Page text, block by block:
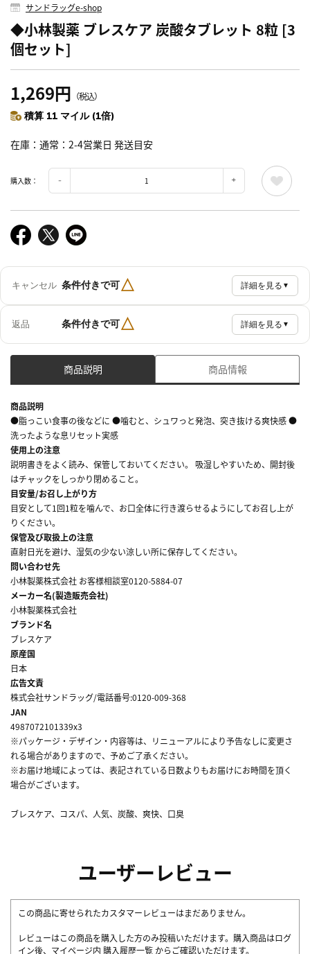
サンドラッグe-shop
◆小林製薬 ブレスケア 炭酸タブレット 8粒 [3
個セット]
1,269円 （税込）
積算 11 マイル (1倍)
在庫 通常：2-4営業日 発送目安
購入数：
キャンセル 条件付きで可△ 詳細を見る ▼
返品 条件付きで可△ 詳細を見る ▼
商品説明 商品情報
商品説明
●脂っこい食事の後などに ●噛むと、シュワっと発泡、突き抜ける爽快感 ●
洗ったような息リセット実感
使用上の注意
説明書きをよく読み、保管しておいてください。 吸湿しやすいため、開封後
はチャックをしっかり閉めること。
目安量/お召し上がり方
目安として1回1粒を噛んで、お口全体に行き渡らせるようにしてお召し上が
りください。
保管及び取扱上の注意
直射日光を避け、湿気の少ない涼しい所に保存してください。
問い合わせ先
小林製薬株式会社 お客様相談室0120-5884-07
メーカー名(製造販売会社)
小林製薬株式会社
ブランド名
ブレスケア
原産国
日本
広告文責
株式会社サンドラッグ/電話番号:0120-009-368
JAN
4987072101339x3
※パッケージ・デザイン・内容等は、リニューアルにより予告なしに変更さ
れる場合がありますので、予めご了承ください。
※お届け地域によっては、表記されている日数よりもお届けにお時間を頂く
場合がございます。
ブレスケア、コスパ、人気、炭酸、爽快、口臭
ユーザーレビュー
この商品に寄せられたカスタマーレビューはまだありません。
レビューはこの商品を購入した方のみ投稿いただけます。購入商品はログ
イン後、マイページ内 購入履歴一覧 からご確認いただけます。